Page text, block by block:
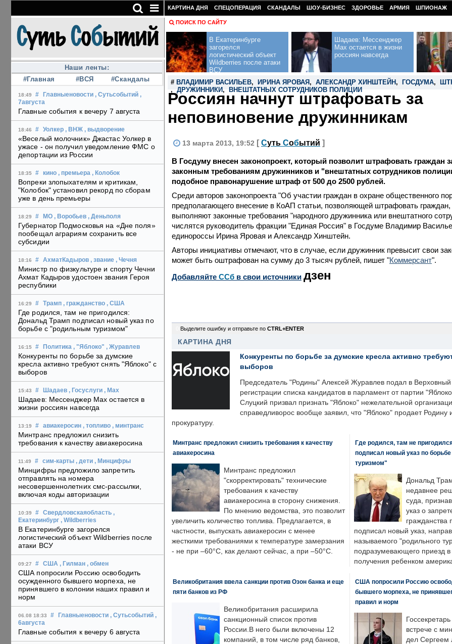
Наши ленты:
#Главная
#ВСЯ #Скандалы
18:49 # Главныеновости , Сутьсобытий ,
7августа
Главные события к вечеру 7 августа
18:46 # Уолкер , ВНЖ , выдворение
«Веселый молочник» Джастас Уолкер в
ужасе - он получил уведомление ФМС о
депортации из России
18:35 # кино , премьера , Колобок
Вопреки злопыхателям и критикам,
"Колобок" установил рекорд по сборам
уже в день премьеры
18:29 # МО , Воробьев , Деньполя
Губернатор Подмосковья на «Дне поля»
пообещал аграриям сохранить все
субсидии
18:16 # АхматКадыров , звание , Чечня
Министр по физкультуре и спорту Чечни
Ахмат Кадыров удостоен звания Героя
республики
16:29 # Трамп , гражданство , США
Где родился, там не пригодился:
Дональд Трамп подписал новый указ по
борьбе с "родильным туризмом"
16:15 # Политика , "Яблоко" , Журавлев
Конкуренты по борьбе за думские
кресла активно требуют снять "Яблоко" с
выборов
15:43 # Шадаев , Госуслуги , Max
Шадаев: Мессенджер Max остается в
жизни россиян навсегда
13:19 # авиакеросин , топливо , минтранс
Минтранс предложил снизить
требования к качеству авиакеросина
11:49 # сим-карты , дети , Минцифры
Минцифры предложило запретить
отправлять на номера
несовершеннолетних смс-рассылки,
включая коды авторизации
10:39 # Свердловскаяобласть ,
Екатеринбург , Wildberries
В Екатеринбурге загорелся
логистический объект Wildberries после
атаки ВСУ
09:27 # США , Гилман , обмен
США попросили Россию освободить
осужденного бывшего морпеха, не
принявшего в колонии наших правил и
норм
06.08 18:33 # Главныеновости , Сутьсобытий ,
6августа
Главные события к вечеру 6 августа
КАРТИНА ДНЯ СПЕЦОПЕРАЦИЯ СКАНДАЛЫ ШОУ-БИЗНЕС ЗДОРОВЬЕ АРМИЯ ШПИОНАЖ
ПОИСК ПО САЙТУ
В Екатеринбурге
загорелся
логистический объект
Wildberries после атаки
ВСУ
Шадаев: Мессенджер
Max остается в жизни
россиян навсегда
# ВЛАДИМИР ВАСИЛЬЕВ, ИРИНА ЯРОВАЯ , АЛЕКСАНДР ХИНШТЕЙН , ГОСДУМА,
, ДРУЖИННИКИ, ВНЕШТАТНЫХ СОТРУДНИКОВ ПОЛИЦИИ
Россиян начнут штрафовать за
неповиновение дружинникам
13 марта 2013, 19:52 [ Суть Событий ]
В Госдуму внесен законопроект, который позволит штрафовать граждан
законным требованиям дружинников и "внештатных сотрудников
подобное правонарушение штраф от 500 до 2500 рублей.
Среди авторов законопроекта "Об участии граждан в охране общественного
предполагающего внесение в КоАП статьи, позволяющей штрафовать граждан,
выполняют законные требования "народного дружинника или внештатного
числятся руководитель фракции "Единая Россия" в Госдуме Владимир
единороссы Ирина Яровая и Александр Хинштейн.
Авторы инициативы отмечают, что в случае, если дружинник превысит свои
может быть оштрафован на сумму до 3 тысяч рублей, пишет "Коммерсант".
Добавляйте CСб в свои источники дзен
Выделите ошибку и отправьте по CTRL+ENTER
КАРТИНА ДНЯ
Конкуренты по борьбе за думские кресла активно
выборов
Председатель "Родины" Алексей Журавлев подал в Верховный
регистрации списка кандидатов в парламент от партии
Слуцкий призвал признать "Яблоко" нежелательной
справедливорос вообще заявил, что "Яблоко" продает Родину
прокуратуру.
Минтранс предложил снизить требования к качеству
авиакеросина
Минтранс предложил
"скорректировать" технические
требования к качеству
авиакеросина в сторону снижения.
По мнению ведомства, это позволит
увеличить количество топлива. Предлагается, в
частности, выпускать авиакеросин с менее
жесткими требованиями к температуре замерзания
- не при –60°C, как делают сейчас, а при –50°C.
Где родился, там не
подписал новый указ по
туризмом"
Дональд
недавнее
суда,
указ о
гражданства
подписал новый указ,
называемого "родильного
подразумевающего приезд
получения ребенком
Великобритания ввела санкции против Озон банка и еще
пяти банков из РФ
Великобритания расширила
санкционный список против
России.В него были включены 12
компаний, в том числе ряд банков,
США попросили Россию
бывшего морпеха, не
правил и норм
встрече с
дел Сергеем